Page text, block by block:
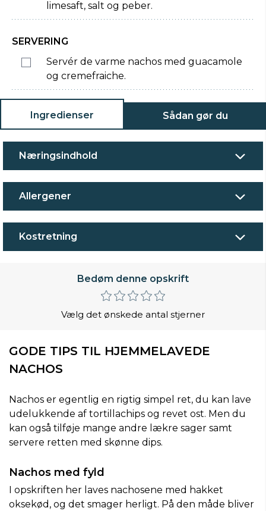
limesaft, salt og peber.
SERVERING
Servér de varme nachos med guacamole
og cremefraiche.
Ingredienser Sådan gør du
Næringsindhold
Allergener
Kostretning
Bedøm denne opskrift
Vælg det ønskede antal stjerner
GODE TIPS TIL HJEMMELAVEDE
NACHOS
Nachos er egentlig en rigtig simpel ret, du kan lave
udelukkende af tortillachips og revet ost. Men du
kan også tilføje mange andre lækre sager samt
servere retten med skønne dips.
Nachos med fyld
I opskriften her laves nachosene med hakket
oksekød, og det smager herligt. På den måde bliver